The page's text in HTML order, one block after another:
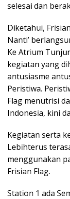
selesai dan
Diketahui,
Nanti’
Ke Atrium
kegiatan yang
antusiasme
Peristiwa.
Flag menutrisi
Indonesia, kini
Kegiatan serta
Lebihterus
menggunakan
Frisian Flag.
Station 1 ada